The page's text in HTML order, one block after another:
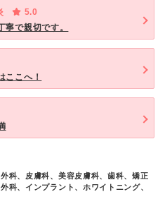
5.0
で親切です。
ここへ！
科、皮膚科、美容皮膚科、歯科、矯正
科、インプラント、ホワイトニング、